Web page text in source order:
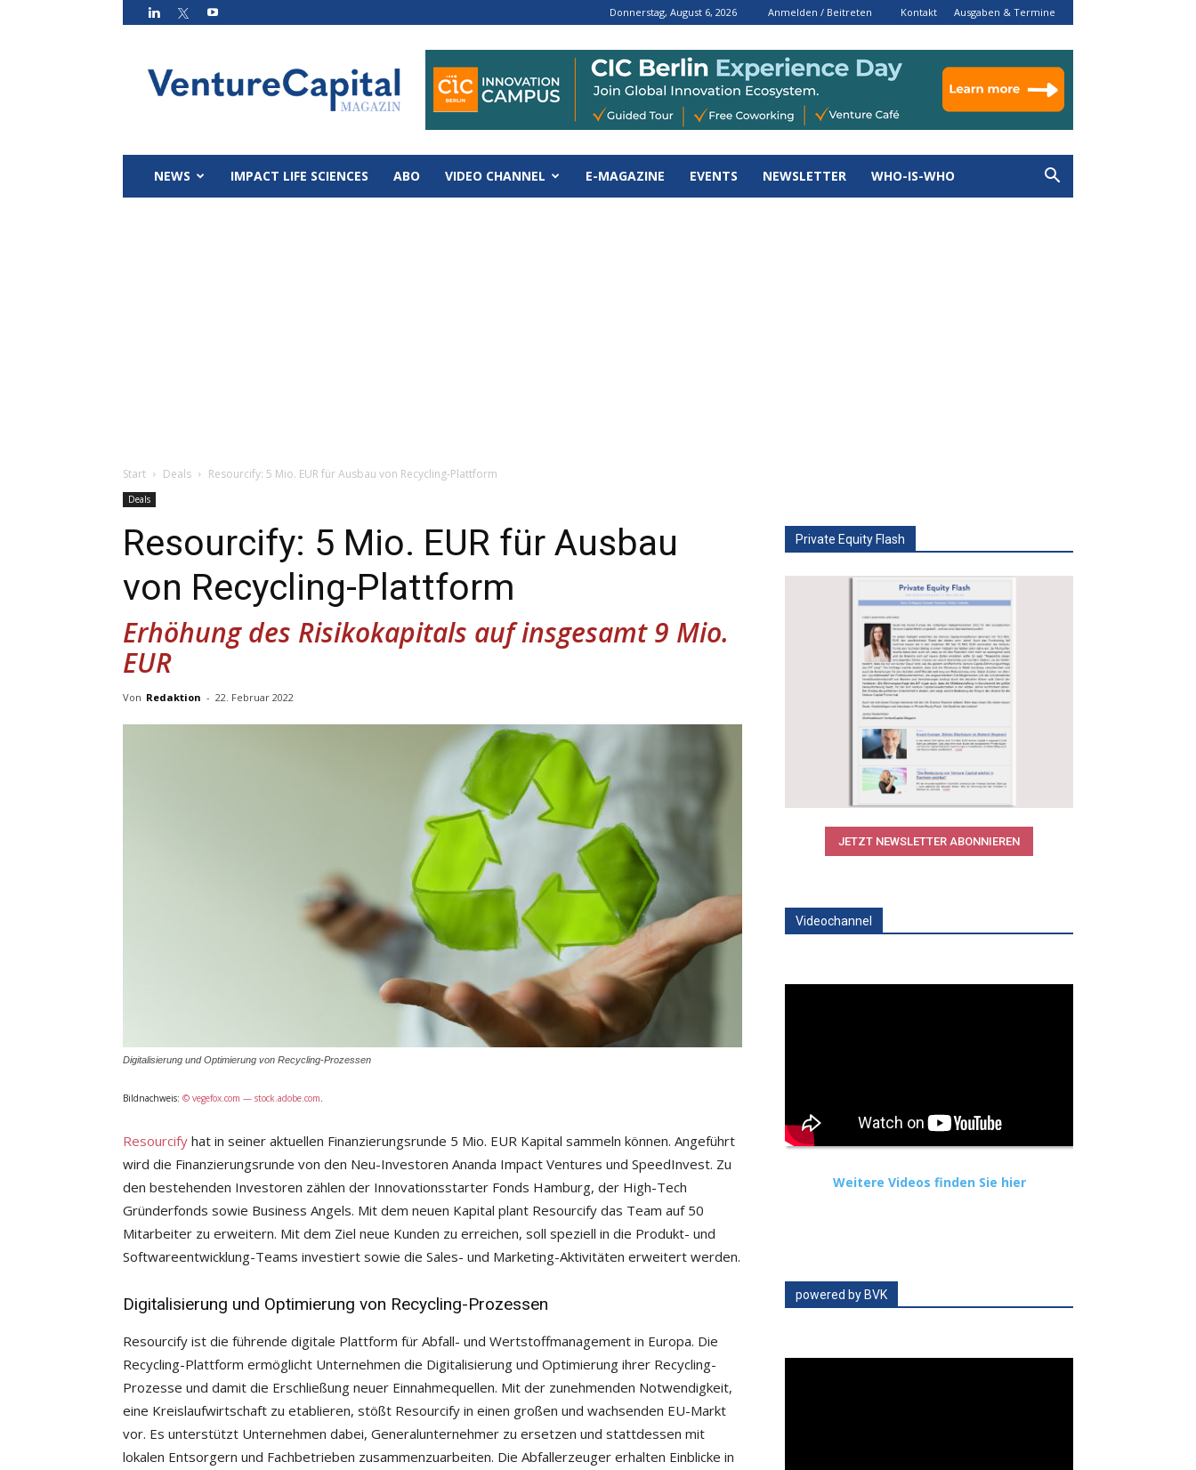
Donnerstag, August 6, 2026 Anmelden / Beitreten Kontakt Ausgaben & Termine
Magazin
NEWS IMPACT LIFE SCIENCES ABO VIDEO CHANNEL E-MAGAZINE EVENTS NEWSLETTER WHO-IS-WHO
Start Deals Resourcify: 5 Mio. EUR für Ausbau von Recycling-Plattform
Deals
Resourcify: 5 Mio. EUR für Ausbau
von Recycling-Plattform
Erhöhung des Risikokapitals auf insgesamt 9 Mio.
EUR
Von Redaktion - 22. Februar 2022
Digitalisierung und Optimierung von Recycling-Prozessen
Bildnachweis: © vegefox.com — stock.adobe.com.
Resourcify hat in seiner aktuellen Finanzierungsrunde 5 Mio. EUR Kapital sammeln können. Angeführt
wird die Finanzierungsrunde von den Neu-Investoren Ananda Impact Ventures und SpeedInvest. Zu
den bestehenden Investoren zählen der Innovationsstarter Fonds Hamburg, der High-Tech
Gründerfonds sowie Business Angels. Mit dem neuen Kapital plant Resourcify das Team auf 50
Mitarbeiter zu erweitern. Mit dem Ziel neue Kunden zu erreichen, soll speziell in die Produkt- und
Softwareentwicklung-Teams investiert sowie die Sales- und Marketing-Aktivitäten erweitert werden.
Digitalisierung und Optimierung von Recycling-Prozessen
Resourcify ist die führende digitale Plattform für Abfall- und Wertstoffmanagement in Europa. Die
Recycling-Plattform ermöglicht Unternehmen die Digitalisierung und Optimierung ihrer Recycling-
Prozesse und damit die Erschließung neuer Einnahmequellen. Mit der zunehmenden Notwendigkeit,
eine Kreislaufwirtschaft zu etablieren, stößt Resourcify in einen großen und wachsenden EU-Markt
vor. Es unterstützt Unternehmen dabei, Generalunternehmer zu ersetzen und stattdessen mit
lokalen Entsorgern und Fachbetrieben zusammenzuarbeiten. Die Abfallerzeuger erhalten Einblicke in
Private Equity Flash
JETZT NEWSLETTER ABONNIEREN
Videochannel
Weitere Videos finden Sie hier
powered by BVK